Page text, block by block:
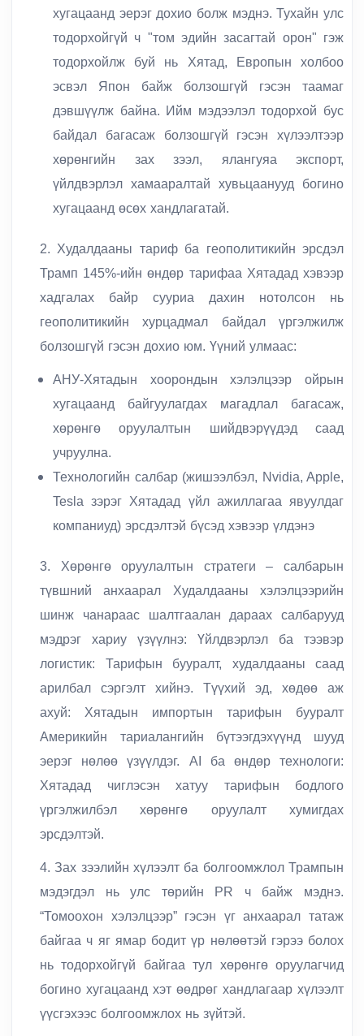
хугацаанд эерэг дохио болж мэднэ. Тухайн улс
тодорхойгүй ч "том эдийн засагтай орон" гэж
тодорхойлж буй нь Хятад, Европын холбоо
эсвэл Япон байж болзошгүй гэсэн таамаг
дэвшүүлж байна. Ийм мэдээлэл тодорхой бус
байдал багасаж болзошгүй гэсэн хүлээлтээр
хөрөнгийн зах зээл, ялангуяа экспорт,
үйлдвэрлэл хамааралтай хувьцаанууд богино
хугацаанд өсөх хандлагатай.
2. Худалдааны тариф ба геополитикийн эрсдэл
Трамп 145%-ийн өндөр тарифаа Хятадад хэвээр
хадгалах байр сууриа дахин нотолсон нь
геополитикийн хурцадмал байдал үргэлжилж
болзошгүй гэсэн дохио юм. Үүний улмаас:
АНУ-Хятадын хоорондын хэлэлцээр ойрын
хугацаанд байгуулагдах магадлал багасаж,
хөрөнгө оруулалтын шийдвэрүүдэд саад
учруулна.
Технологийн салбар (жишээлбэл, Nvidia, Apple,
Tesla зэрэг Хятадад үйл ажиллагаа явуулдаг
компаниуд) эрсдэлтэй бүсэд хэвээр үлдэнэ
3. Хөрөнгө оруулалтын стратеги – салбарын
түвшний анхаарал Худалдааны хэлэлцээрийн
шинж чанараас шалтгаалан дараах салбарууд
мэдрэг хариу үзүүлнэ: Үйлдвэрлэл ба тээвэр
логистик: Тарифын бууралт, худалдааны саад
арилбал сэргэлт хийнэ. Түүхий эд, хөдөө аж
ахуй: Хятадын импортын тарифын бууралт
Америкийн тариалангийн бүтээгдэхүүнд шууд
эерэг нөлөө үзүүлдэг. AI ба өндөр технологи:
Хятадад чиглэсэн хатуу тарифын бодлого
үргэлжилбэл хөрөнгө оруулалт хумигдах
эрсдэлтэй.
4. Зах зээлийн хүлээлт ба болгоомжлол Трампын
мэдэгдэл нь улс төрийн PR ч байж мэднэ.
“Томоохон хэлэлцээр” гэсэн үг анхаарал татаж
байгаа ч яг ямар бодит үр нөлөөтэй гэрээ болох
нь тодорхойгүй байгаа тул хөрөнгө оруулагчид
богино хугацаанд хэт өөдрөг хандлагаар хүлээлт
үүсгэхээс болгоомжлох нь зүйтэй.